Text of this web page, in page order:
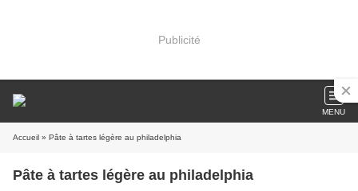
Publicité
MENU
Accueil » Pâte à tartes légère au philadelphia
Pâte à tartes légère au philadelphia